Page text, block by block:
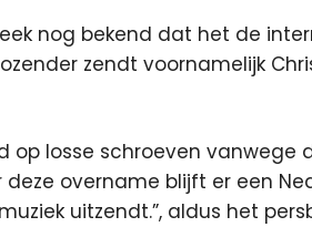
nog bekend dat het de
zendt voornamelijk
op losse schroeven vanwege
deze overname blijft er een
uitzendt.”, aldus het